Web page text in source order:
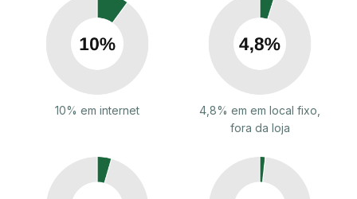
10% em internet
4,8% em em local fixo,
fora da loja